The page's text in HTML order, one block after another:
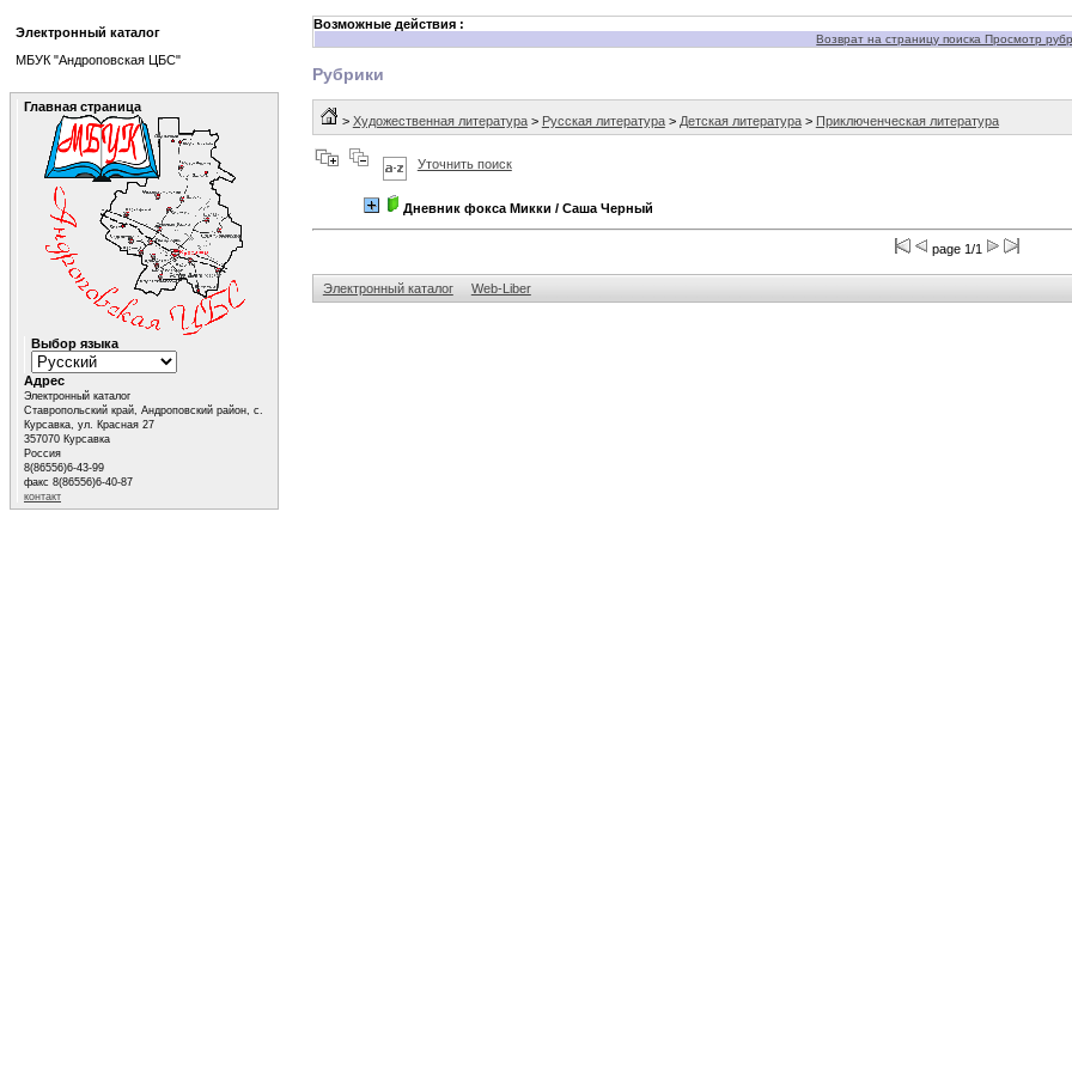
Возможные действия :
Возврат на страницу поиска Просмотр
Рубрики
> Художественная литература> Русская литература> Детская литература> Приключенческая литература
Уточнить поиск
Дневник фокса Микки / Саша Черный
page 1/1
Электронный каталог Web-Liber
Электронный каталог
МБУК "Андроповская ЦБС"
Главная страница
Выбор языка
Адрес
Электронный каталог
Ставропольский край, Андроповский район, с.
Курсавка, ул. Красная 27
357070 Курсавка
Россия
8(86556)6-43-99
факс 8(86556)6-40-87
контакт